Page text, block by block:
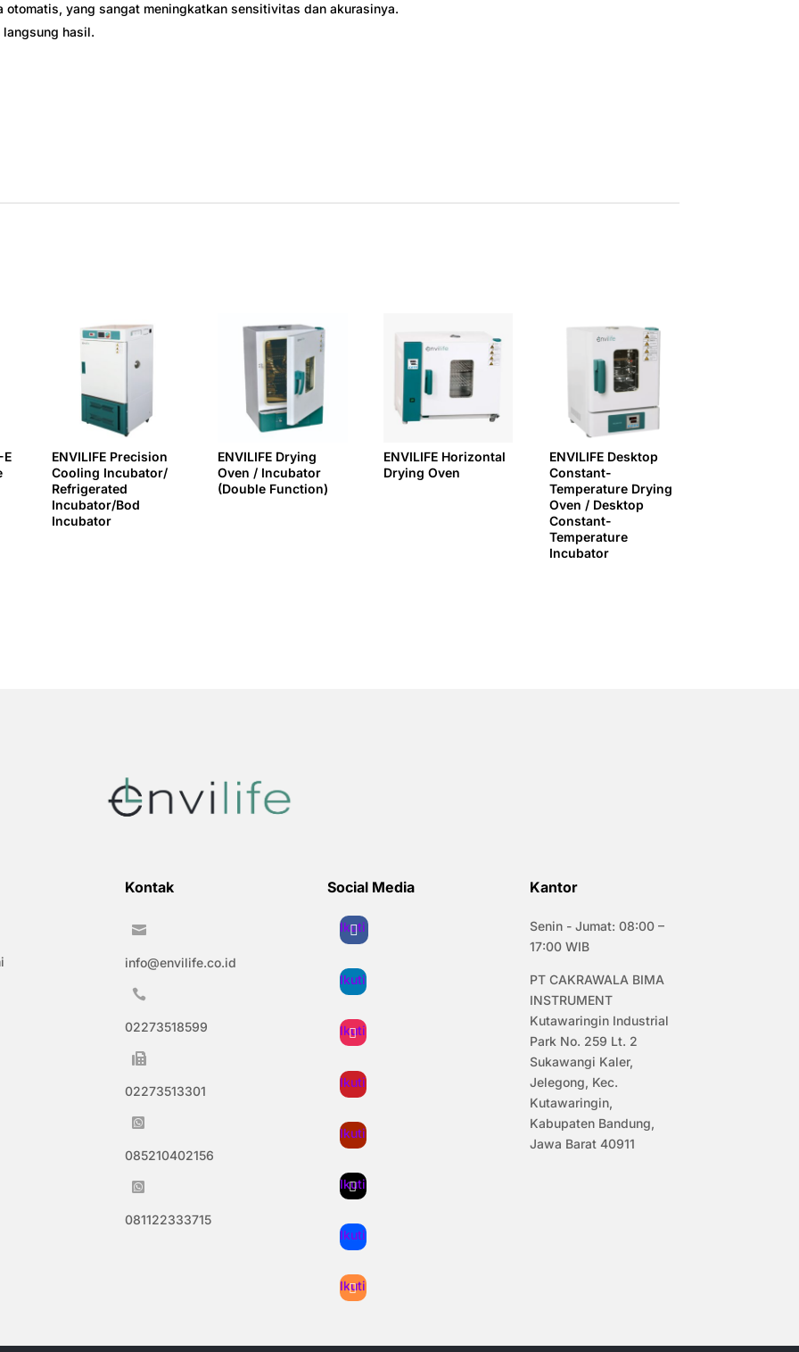
yang sangat meningkatkan sensitivitas dan akurasinya.
hasil.
E
ENVILIFE Precision
Cooling Incubator/
Refrigerated
Incubator/Bod
Incubator
ENVILIFE Drying
Oven / Incubator
(Double Function)
ENVILIFE Horizontal
Drying Oven
ENVILIFE Desktop
Constant-
Temperature Drying
Oven / Desktop
Constant-
Temperature
Incubator
Kontak

info@envilife.co.id

02273518599

02273513301

085210402156

081122333715
Social Media
Ikuti
Ikuti
Ikuti
Ikuti
Ikuti
Ikuti
Ikuti
Ikuti
Kantor
Senin - Jumat: 08:00 –
17:00 WIB
PT CAKRAWALA BIMA
INSTRUMENT
Kutawaringin Industrial
Park No. 259 Lt. 2
Sukawangi Kaler,
Jelegong, Kec.
Kutawaringin,
Kabupaten Bandung,
Jawa Barat 40911